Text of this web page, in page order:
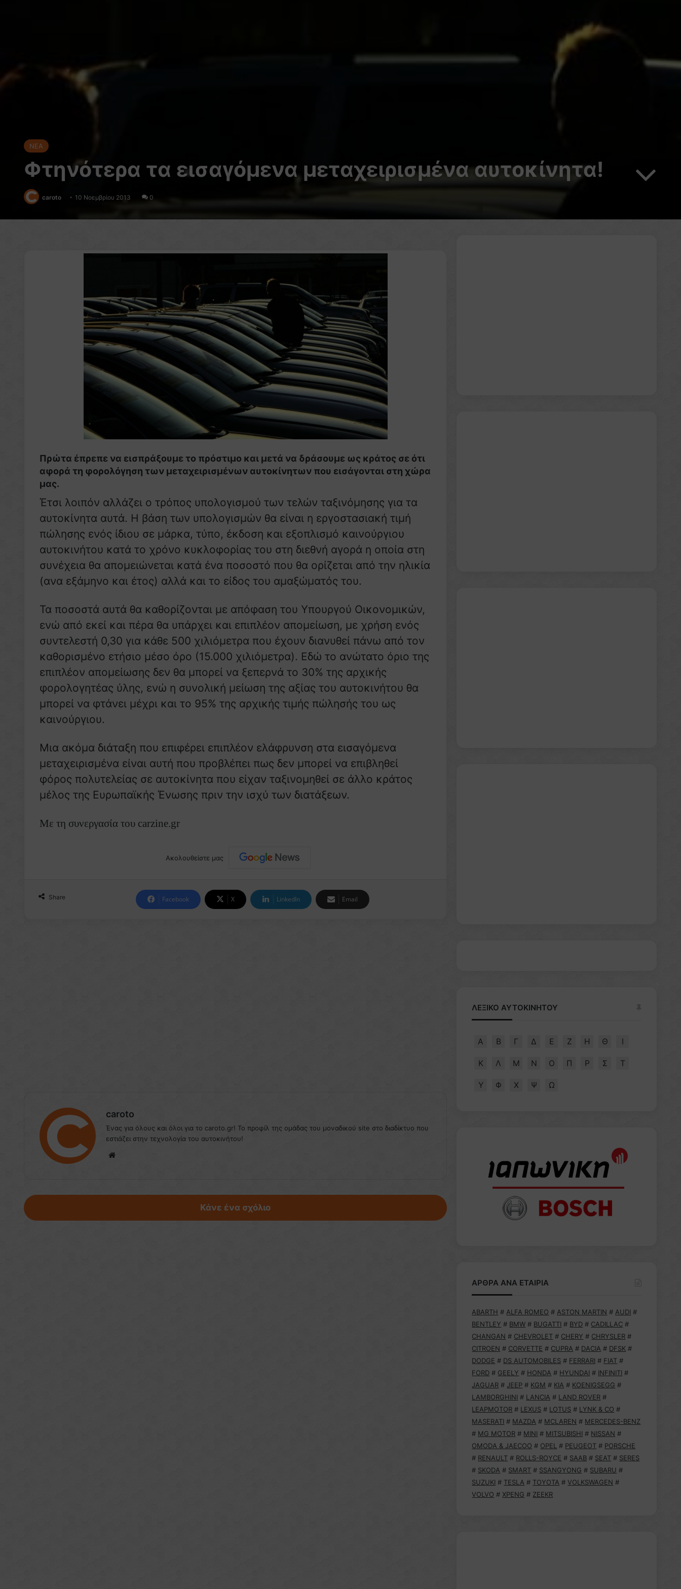
NEA
Φτηνότερα τα εισαγόμενα μεταχειρισμένα αυτοκίνητα!
caroto 10 Νοεμβρίου 2013 0
Πρώτα έπρεπε να εισπράξουμε το πρόστιμο και μετά να δράσουμε ως κράτος σε ότι
αφορά τη φορολόγηση των μεταχειρισμένων αυτοκίνητων που εισάγονται στη χώρα
μας.
Έτσι λοιπόν αλλάζει ο τρόπος υπολογισμού των τελών ταξινόμησης για τα
αυτοκίνητα αυτά. Η βάση των υπολογισμών θα είναι η εργοστασιακή τιμή
πώλησης ενός ίδιου σε μάρκα, τύπο, έκδοση και εξοπλισμό καινούργιου
αυτοκινήτου κατά το χρόνο κυκλοφορίας του στη διεθνή αγορά η οποία στη
συνέχεια θα απομειώνεται κατά ένα ποσοστό που θα ορίζεται από την ηλικία
(ανα εξάμηνο και έτος) αλλά και το είδος του αμαξώματός του.
Τα ποσοστά αυτά θα καθορίζονται με απόφαση του Υπουργού Οικονομικών,
ενώ από εκεί και πέρα θα υπάρχει και επιπλέον απομείωση, με χρήση ενός
συντελεστή 0,30 για κάθε 500 χιλιόμετρα που έχουν διανυθεί πάνω από τον
καθορισμένο ετήσιο μέσο όρο (15.000 χιλιόμετρα). Εδώ το ανώτατο όριο της
επιπλέον απομείωσης δεν θα μπορεί να ξεπερνά το 30% της αρχικής
φορολογητέας ύλης, ενώ η συνολική μείωση της αξίας του αυτοκινήτου θα
μπορεί να φτάνει μέχρι και το 95% της αρχικής τιμής πώλησής του ως
καινούργιου.
Μια ακόμα διάταξη που επιφέρει επιπλέον ελάφρυνση στα εισαγόμενα
μεταχειρισμένα είναι αυτή που προβλέπει πως δεν μπορεί να επιβληθεί
φόρος πολυτελείας σε αυτοκίνητα που είχαν ταξινομηθεί σε άλλο κράτος
μέλος της Ευρωπαϊκής Ένωσης πριν την ισχύ των διατάξεων.
Με τη συνεργασία του carzine.gr
Ακολουθείστε μας
Share Facebook X LinkedIn Email
caroto
Ένας για όλους και όλοι για το caroto.gr! Το προφίλ της ομάδας του μοναδικού site στο διαδίκτυο που
εστιάζει στην τεχνολογία του αυτοκινήτου!
Κάνε ένα σχόλιο
ΛΕΞΙΚΟ ΑΥΤΟΚΙΝΗΤΟΥ
Α Β Γ Δ Ε Ζ Η Θ Ι
Κ Λ Μ Ν Ο Π Ρ Σ Τ
Υ Φ Χ Ψ Ω
ΑΡΘΡΑ ΑΝΑ ΕΤΑΙΡΙΑ
ABARTH # ALFA ROMEO # ASTON MARTIN # AUDI #
BENTLEY # BMW # BUGATTI # BYD # CADILLAC #
CHANGAN # CHEVROLET # CHERY # CHRYSLER #
CITROEN # CORVETTE # CUPRA # DACIA # DFSK #
DODGE # DS AUTOMOBILES # FERRARI # FIAT #
FORD # GEELY # HONDA # HYUNDAI # INFINITI #
JAGUAR # JEEP # KGM # KIA # KOENIGSEGG #
LAMBORGHINI # LANCIA # LAND ROVER #
LEAPMOTOR # LEXUS # LOTUS # LYNK & CO #
MASERATI # MAZDA # MCLAREN # MERCEDES-BENZ
# MG MOTOR # MINI # MITSUBISHI # NISSAN #
OMODA & JAECOO # OPEL # PEUGEOT # PORSCHE
# RENAULT # ROLLS-ROYCE # SAAB # SEAT # SERES
# SKODA # SMART # SSANGYONG # SUBARU #
SUZUKI # TESLA # TOYOTA # VOLKSWAGEN #
VOLVO # XPENG # ZEEKR